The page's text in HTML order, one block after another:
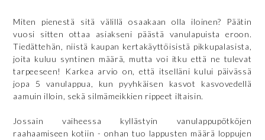
Miten pienestä sitä välillä osaakaan olla iloinen? Päätin
vuosi sitten ottaa asiakseni päästä vanulapuista eroon.
Tiedättehän, niistä kaupan kertakäyttöisistä pikkupalasista,
joita kuluu syntinen määrä, mutta voi itku että ne tulevat
tarpeeseen! Karkea arvio on, että itselläni kului päivässä
jopa 5 vanulappua, kun pyyhkäisen kasvot kasvovedellä
aamuin illoin, sekä silmämeikkien rippeet iltaisin.
Jossain vaiheessa kyllästyin vanulappupötköjen
raahaamiseen kotiin - onhan tuo lappusten määrä loppujen